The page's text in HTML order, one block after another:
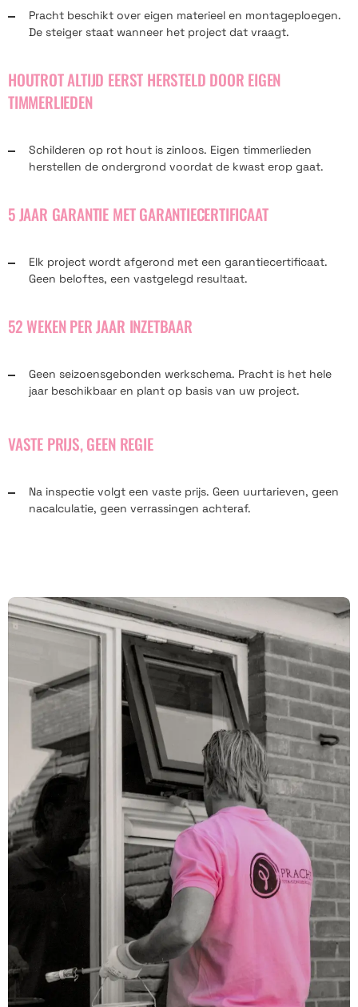
Pracht beschikt over eigen materieel en montageploegen.
De steiger staat wanneer het project dat vraagt.
HOUTROT ALTIJD EERST HERSTELD DOOR EIGEN
TIMMERLIEDEN
Schilderen op rot hout is zinloos. Eigen timmerlieden
herstellen de ondergrond voordat de kwast erop gaat.
5 JAAR GARANTIE MET GARANTIECERTIFICAAT
Elk project wordt afgerond met een garantiecertificaat.
Geen beloftes, een vastgelegd resultaat.
52 WEKEN PER JAAR INZETBAAR
Geen seizoensgebonden werkschema. Pracht is het hele
jaar beschikbaar en plant op basis van uw project.
VASTE PRIJS, GEEN REGIE
Na inspectie volgt een vaste prijs. Geen uurtarieven, geen
nacalculatie, geen verrassingen achteraf.